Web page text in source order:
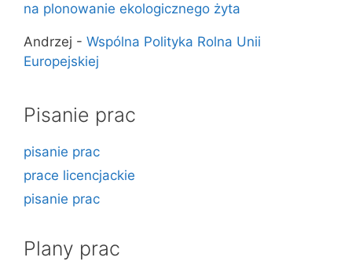
na plonowanie ekologicznego żyta
Andrzej - Wspólna Polityka Rolna Unii
Europejskiej
Pisanie prac
pisanie prac
prace licencjackie
pisanie prac
Plany prac